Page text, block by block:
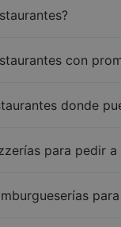
con
donde
para pedir